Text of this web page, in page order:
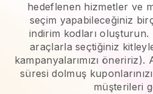
hedeflenen hizmetler ve
seçim yapabileceğiniz
indirim kodları oluşturun.
araçlarla seçtiğiniz
kampanyalarımızı
süresi dolmuş
müşterileri